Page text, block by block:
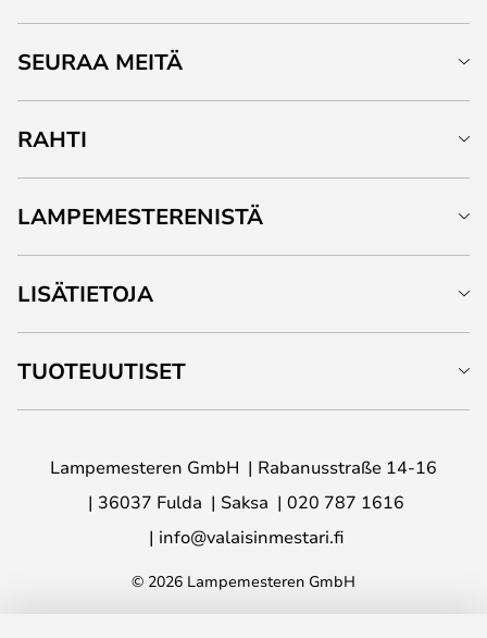
SEURAA MEITÄ
RAHTI
LAMPEMESTERENISTÄ
LISÄTIETOJA
TUOTEUUTISET
Lampemesteren GmbH
Rabanusstraße 14-16
36037 Fulda
Saksa
020 787 1616
info@valaisinmestari.fi
© 2026 Lampemesteren GmbH